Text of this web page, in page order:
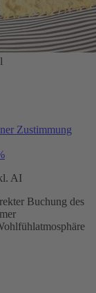
Zustimmung
AI
Buchung des